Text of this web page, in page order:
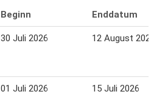
Beginn Enddatum
30 Juli 2026 12 August 2026
01 Juli 2026 15 Juli 2026